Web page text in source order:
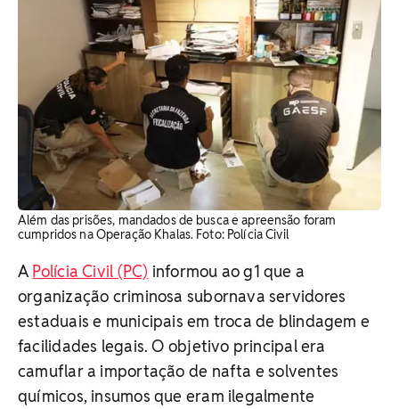
Além das prisões, mandados de busca e apreensão foram
cumpridos na Operação Khalas. Foto: Polícia Civil
A Polícia Civil (PC) informou ao g1 que a
organização criminosa subornava servidores
estaduais e municipais em troca de blindagem e
facilidades legais. O objetivo principal era
camuflar a importação de nafta e solventes
químicos, insumos que eram ilegalmente